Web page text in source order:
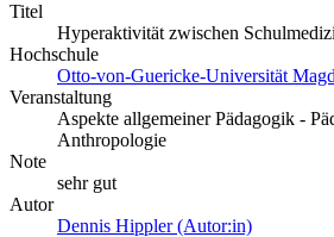
Titel
Hyperaktivität zwischen
Hochschule
Otto-von-Guericke-Universität
Veranstaltung
Aspekte allgemeiner Pädagogik -
Anthropologie
Note
sehr gut
Autor
Dennis Hippler (Autor:in)